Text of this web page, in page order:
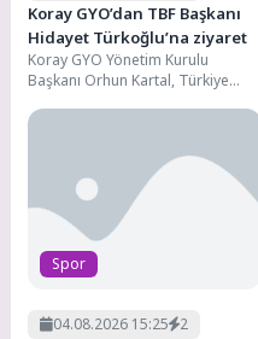
Koray GYO’dan TBF Başkanı
Hidayet Türkoğlu’na ziyaret
Koray GYO Yönetim Kurulu
Başkanı Orhun Kartal, Türkiye
Başkanı Hidayet
etti.Turkcell Basketbol...
Spor
04.08.2026 15:25 2